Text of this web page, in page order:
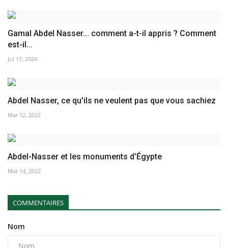
Gamal Abdel Nasser... comment a-t-il appris ? Comment
est-il...
Jul 17, 2024
Abdel Nasser, ce qu'ils ne veulent pas que vous sachiez
Mar 12, 2022
Abdel-Nasser et les monuments d’Égypte
Mar 14, 2022
COMMENTAIRES
Nom